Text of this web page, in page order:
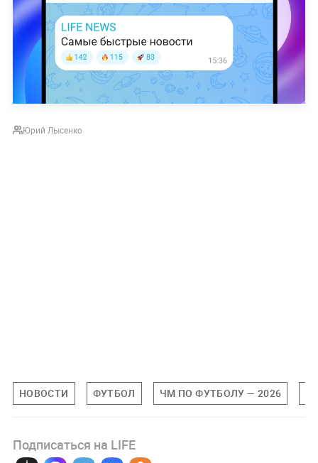
Юрий Лысенко
НОВОСТИ ФУТБОЛ ЧМ ПО ФУТБОЛУ — 2026
Подписаться на LIFE